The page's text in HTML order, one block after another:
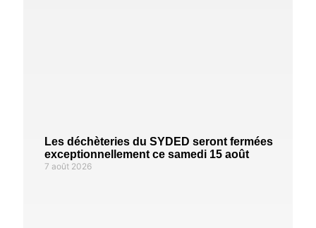
Les déchèteries du SYDED seront fermées
exceptionnellement ce samedi 15 août
7 août 2026